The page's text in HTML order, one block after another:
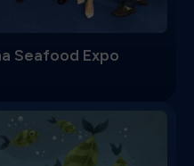
Seafood Expo